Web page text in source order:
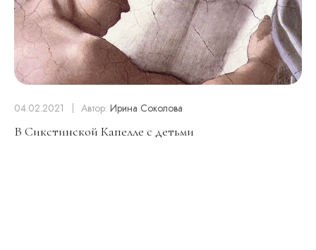
04.02.2021 Автор: Ирина Соколова
В Сикстинской Капелле с детьми